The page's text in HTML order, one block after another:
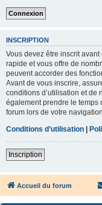
INSCRIPTION
Vous devez être inscrit
rapide et vous offre de
peuvent accorder des
Avant de vous inscrire,
conditions d’utilisation et de
également prendre le temps
forum lors de votre
Conditions d’utilisation
Inscription
Accueil du forum